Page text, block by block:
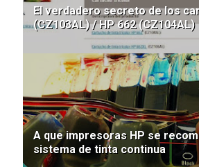
El verdadero secreto de los
(CZ103AL) / HP 662 (CZ104AL)
A que impresoras HP se
sistema de tinta continua